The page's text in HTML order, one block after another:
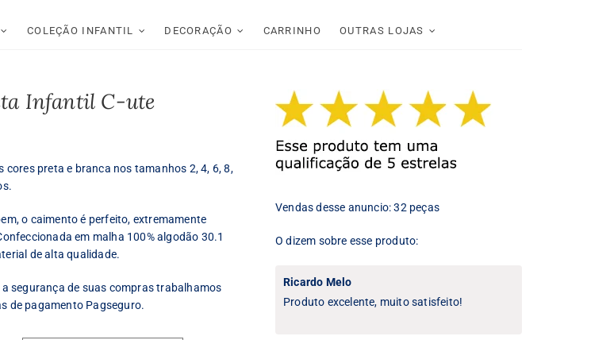
COLEÇÃO INFANTIL DECORAÇÃO CARRINHO OUTRAS LOJAS
Infantil C-ute
cores preta e branca nos tamanhos 2, 4, 6, 8,
o caimento é perfeito, extremamente
em malha 100% algodão 30.1
de alta qualidade.
segurança de suas compras trabalhamos
de pagamento Pagseguro.
Vendas desse anuncio: 32 peças
O dizem sobre esse produto:
Ricardo Melo
Produto excelente, muito satisfeito!